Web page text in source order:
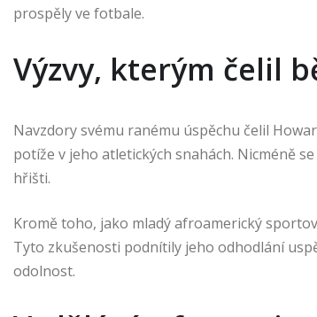
prospěly ve fotbale.
Výzvy, kterým čelil
Navzdory svému ranému úspěchu čelil
potíže v jeho atletických snahách. Nicméně
hřišti.
Kromě toho, jako mladý afroamerický
Tyto zkušenosti podnítily jeho odhodlání
odolnost.